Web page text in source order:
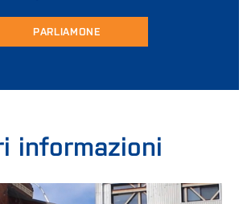
PARLIAMONE
informazioni